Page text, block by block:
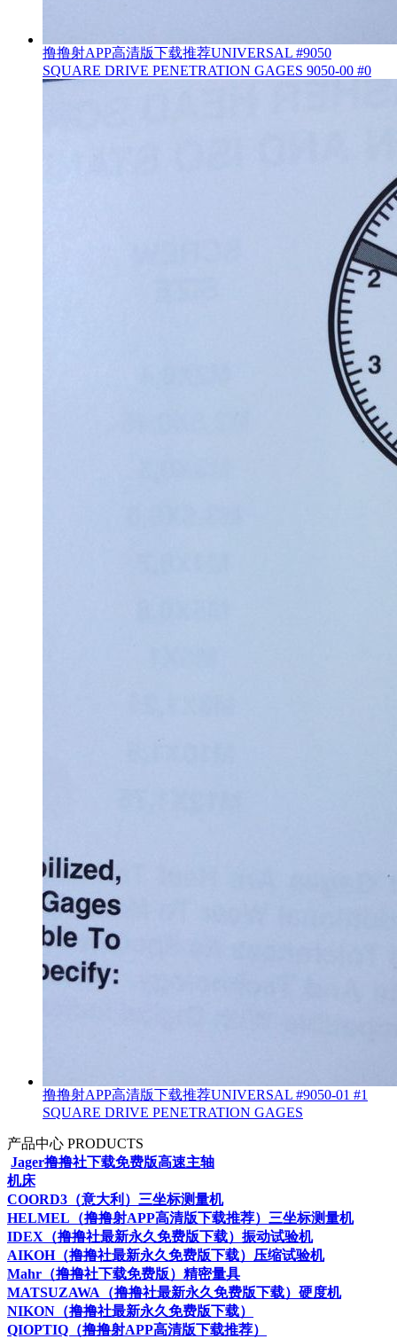
撸撸射APP高清版下载推荐UNIVERSAL #9050
SQUARE DRIVE PENETRATION GAGES 9050-00 #0
撸撸射APP高清版下载推荐UNIVERSAL #9050-01 #1
SQUARE DRIVE PENETRATION GAGES
产品中心 PRODUCTS
Jager撸撸社下载免费版高速主轴
机床
COORD3（意大利）三坐标测量机
HELMEL（撸撸射APP高清版下载推荐）三坐标测量机
IDEX（撸撸社最新永久免费版下载）振动试验机
AIKOH（撸撸社最新永久免费版下载）压缩试验机
Mahr（撸撸社下载免费版）精密量具
MATSUZAWA（撸撸社最新永久免费版下载）硬度机
NIKON（撸撸社最新永久免费版下载）
QIOPTIQ（撸撸射APP高清版下载推荐）